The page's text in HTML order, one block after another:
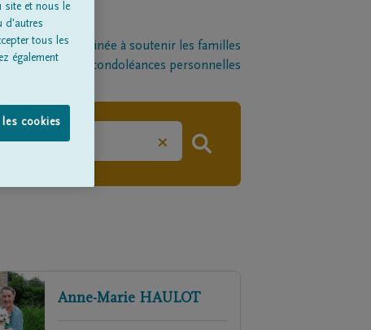
plate-forme destinée à soutenir les familles
par le biais de condoléances personnelles
×
Anne-Marie HAULOT
site et nous le
d'autres
tous les
également
cookies